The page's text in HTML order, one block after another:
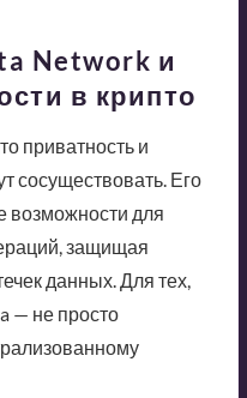
Network и
в крипто
приватность и
сосуществовать. Его
возможности для
защищая
данных. Для тех,
— не просто